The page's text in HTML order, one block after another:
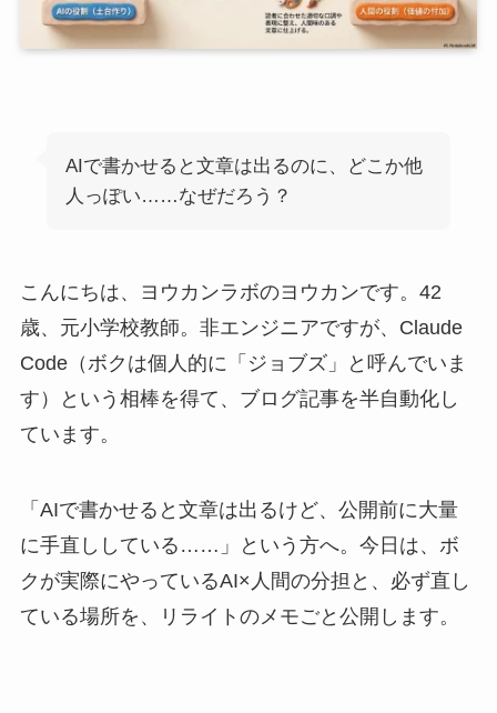
AIで書かせると文章は出るのに、どこか他
人っぽい……なぜだろう？
こんにちは、ヨウカンラボのヨウカンです。42
歳、元小学校教師。非エンジニアですが、Claude
Code（ボクは個人的に「ジョブズ」と呼んでいま
す）という相棒を得て、ブログ記事を半自動化し
ています。
「AIで書かせると文章は出るけど、公開前に大量
に手直ししている……」という方へ。今日は、ボ
クが実際にやっているAI×人間の分担と、必ず直し
ている場所を、リライトのメモごと公開します。